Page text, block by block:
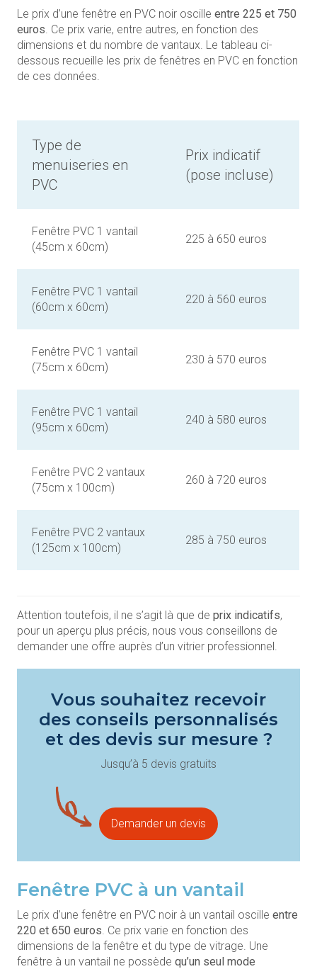
Le prix d’une fenêtre en PVC noir oscille entre 225 et 750
euros . Ce prix varie, entre autres, en fonction des
dimensions et du nombre de vantaux. Le tableau ci-
dessous recueille les prix de fenêtres en PVC en fonction
de ces données.
Type de
menuiseries en
PVC
Prix indicatif
(pose incluse)
Fenêtre PVC 1 vantail
(45cm x 60cm)
225 à 650 euros
Fenêtre PVC 1 vantail
(60cm x 60cm)
220 à 560 euros
Fenêtre PVC 1 vantail
(75cm x 60cm)
230 à 570 euros
Fenêtre PVC 1 vantail
(95cm x 60cm)
240 à 580 euros
Fenêtre PVC 2 vantaux
(75cm x 100cm)
260 à 720 euros
Fenêtre PVC 2 vantaux
(125cm x 100cm)
285 à 750 euros
Attention toutefois, il ne s’agit là que de prix indicatifs,
pour un aperçu plus précis, nous vous conseillons de
demander une offre auprès d’un vitrier professionnel.
Vous souhaitez recevoir
des conseils personnalisés
et des devis sur mesure ?
Jusqu’à 5 devis gratuits
Demander un devis
Fenêtre PVC à un vantail
Le prix d’une fenêtre en PVC noir à un vantail oscille entre
220 et 650 euros . Ce prix varie en fonction des
dimensions de la fenêtre et du type de vitrage. Une
fenêtre à un vantail ne possède qu’un seul mode